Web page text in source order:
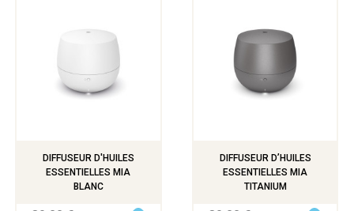
DIFFUSEUR D'HUILES
ESSENTIELLES MIA
BLANC
DIFFUSEUR D’HUILES
ESSENTIELLES MIA
TITANIUM